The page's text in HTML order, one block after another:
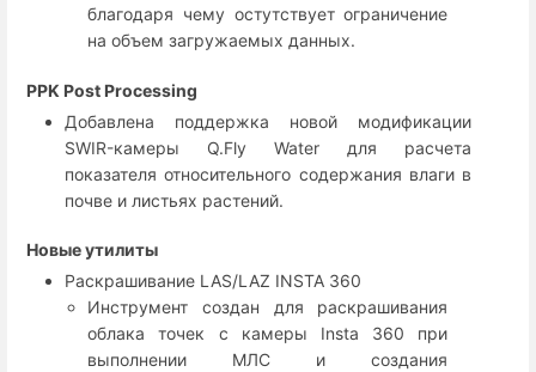
благодаря чему остутствует ограничение
на объем загружаемых данных.
PPK Post Processing
Добавлена поддержка новой модификации
SWIR-камеры Q.Fly Water для расчета
показателя относительного содержания влаги в
почве и листьях растений.
Новые утилиты
Раскрашивание LAS/LAZ INSTA 360
Инструмент создан для раскрашивания
облака точек с камеры Insta 360 при
выполнении МЛС и создания